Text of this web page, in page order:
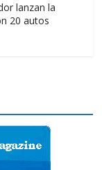
lanzan la
20 autos